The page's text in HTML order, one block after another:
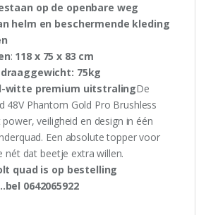
op de openbare weg
helm en beschermende kleding
: 118 x 75 x 83 cm
75kg
witte premium uitstralingDe
48V Phantom Gold Pro Brushless
veiligheid en design in één
Een absolute topper voor
nét dat beetje extra willen.
quad is op bestelling
0642065922